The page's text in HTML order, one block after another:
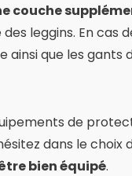
couche
leggins. En cas
ainsi que les gants
de
dans le choix
bien équipé.